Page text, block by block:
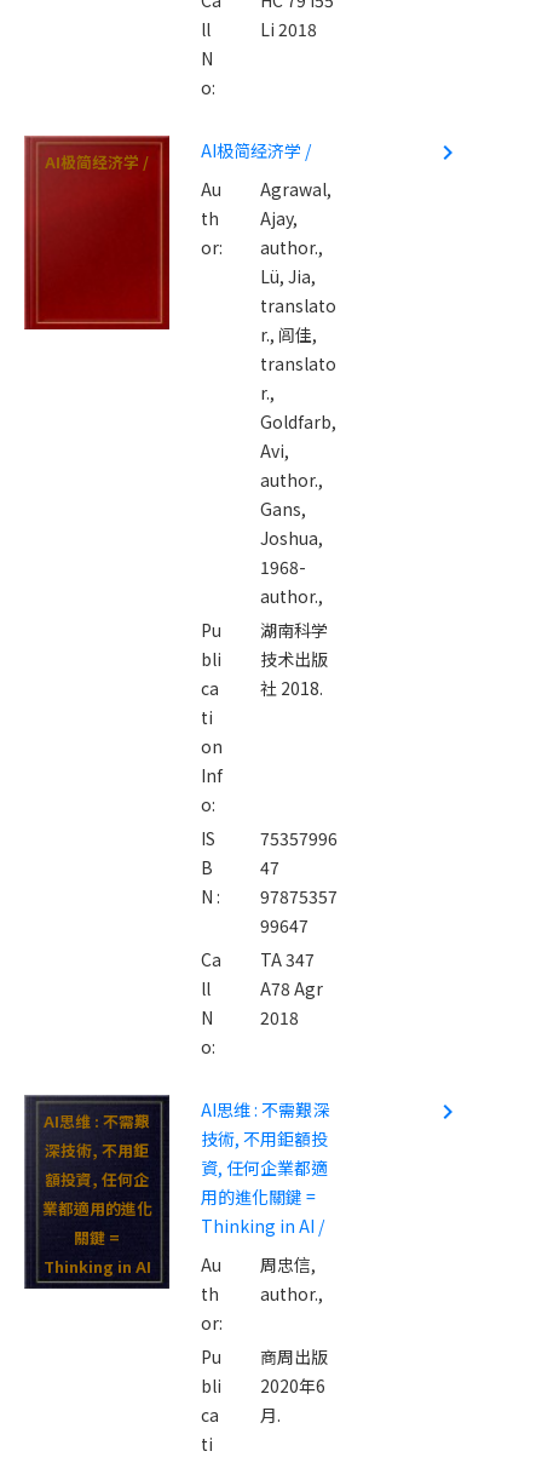
ll
N
o:
Li 2018
AI极简经济学 /
AI极简经济学 /
Au
th
or:
Agrawal,
Ajay,
author.,
Lü, Jia,
translato
r., 闾佳,
translato
r.,
Goldfarb,
Avi,
author.,
Gans,
Joshua,
1968-
author.,
Pu
bli
ca
ti
on
Inf
o:
湖南科学
技术出版
社 2018.
IS
B
N :
75357996
47
97875357
99647
Ca
ll
N
o:
TA 347
A78 Agr
2018
navigate_next
AI思维 : 不需艱
深技術, 不用鉅
額投資, 任何企
業都適用的進化
關鍵 =
Thinking in AI
/
AI思维 : 不需艱深
技術, 不用鉅額投
資, 任何企業都適
用的進化關鍵 =
Thinking in AI /
Au
th
or:
周忠信,
author.,
Pu
bli
ca
ti
商周出版
2020年6
月.
navigate_next